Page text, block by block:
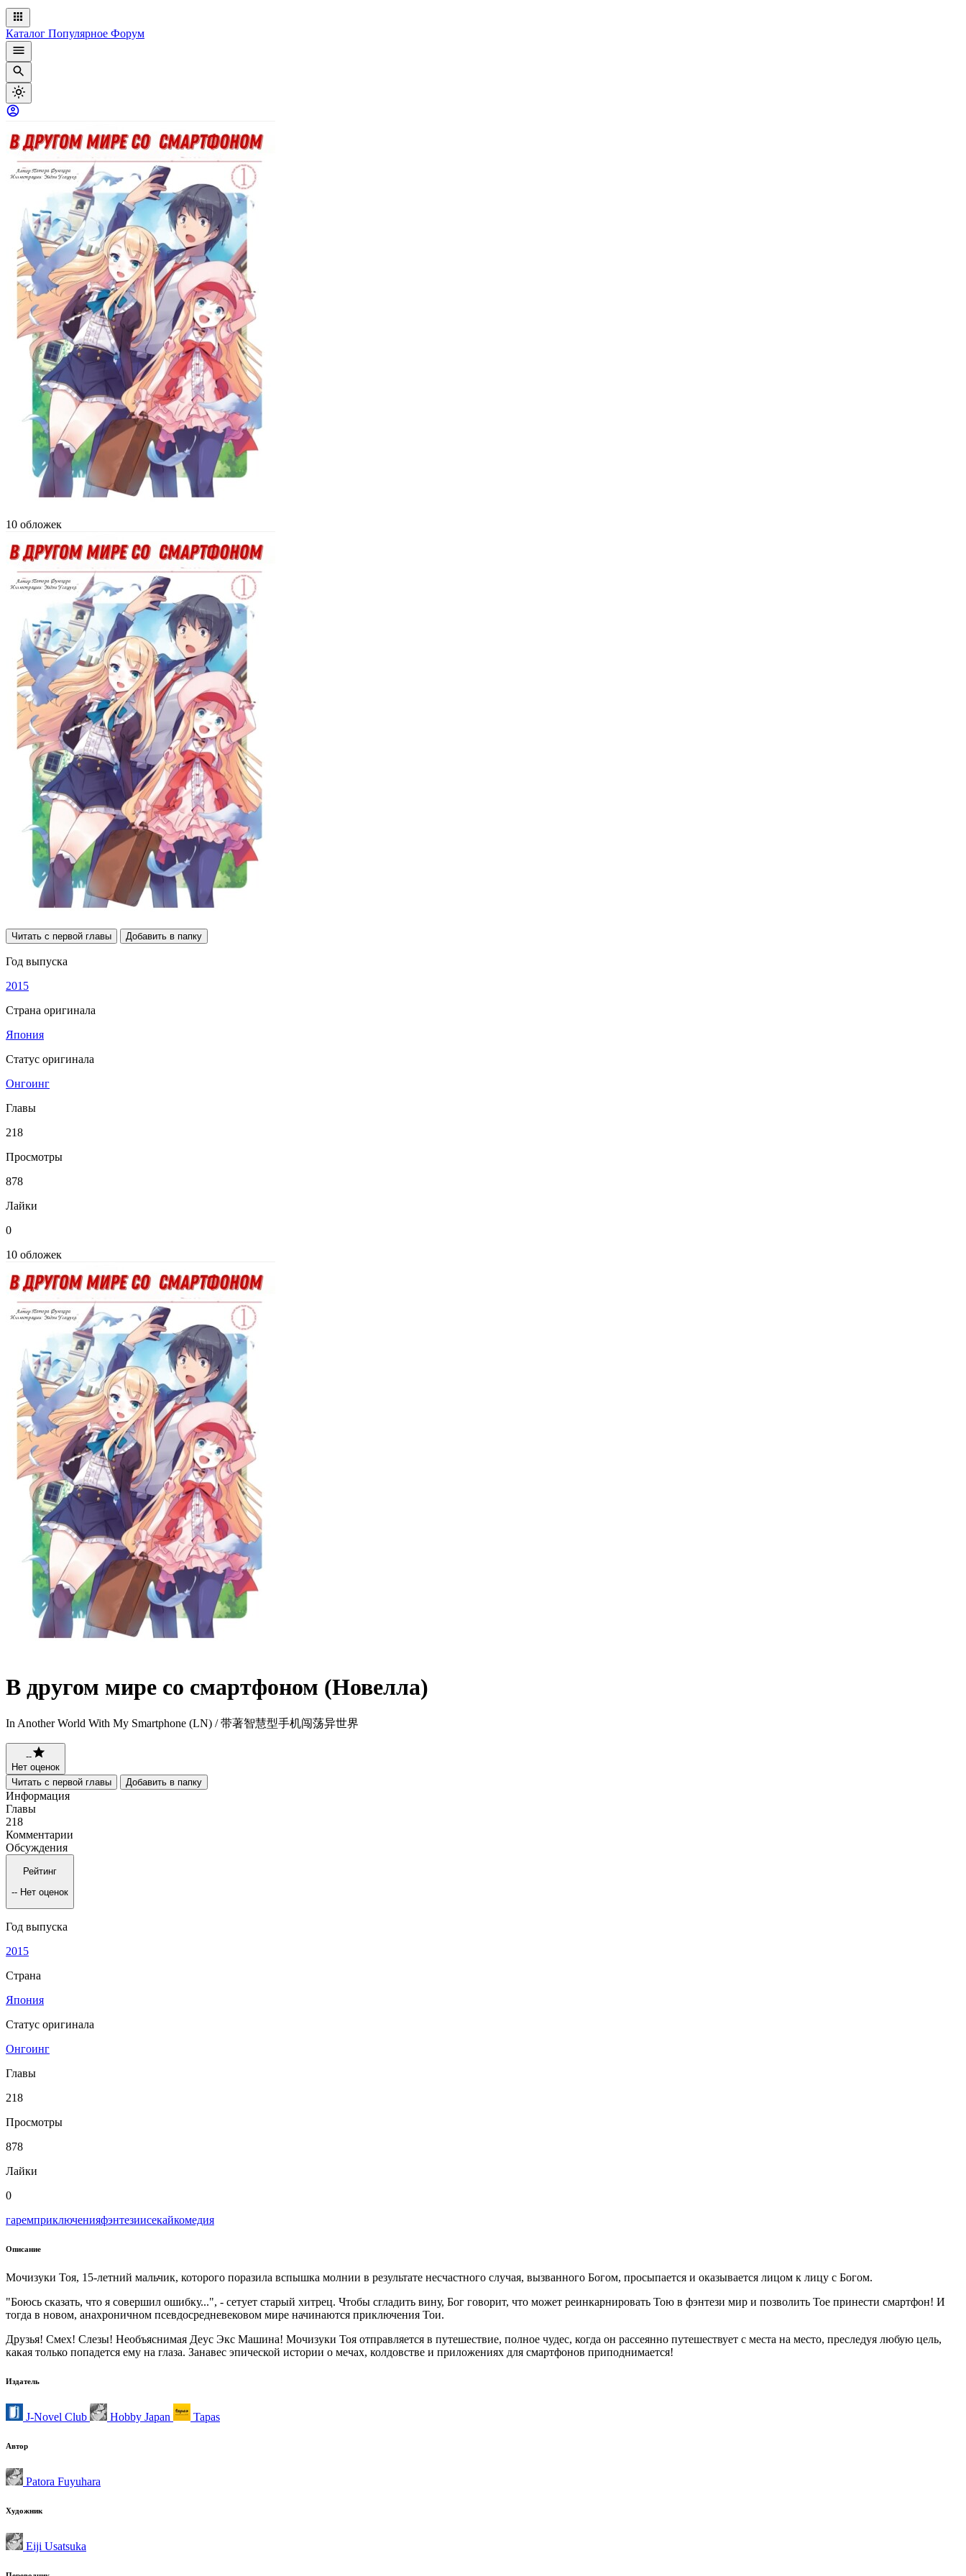
Каталог Популярное Форум
10 обложек
Читать с первой главы Добавить в папку
Год выпуска
2015
Страна оригинала
Япония
Статус оригинала
Онгоинг
Главы
218
Просмотры
878
Лайки
0
10 обложек
В другом мире со смартфоном (Новелла)
In Another World With My Smartphone (LN) / 带著智慧型手机闯荡异世界
--
Нет оценок
Читать с первой главы
Добавить в папку
Информация
Главы
218
Комментарии
Обсуждения
Рейтинг
-- Нет оценок
Год выпуска
2015
Страна
Япония
Статус оригинала
Онгоинг
Главы
218
Просмотры
878
Лайки
0
гаремприключенияфэнтезиисекайкомедия
Описание
Мочизуки Тоя, 15-летний мальчик, которого поразила вспышка молнии в результате несчастного случая, вызванного Богом, просыпается и оказывается лицом к лицу с Богом.
"Боюсь сказать, что я совершил ошибку...", - сетует старый хитрец. Чтобы сгладить вину, Бог говорит, что может реинкарнировать Тою в фэнтези мир и позволить Тое принести смартфон! И
тогда в новом, анахроничном псевдосредневековом мире начинаются приключения Тои.
Друзья! Смех! Слезы! Необъяснимая Деус Экс Машина! Мочизуки Тоя отправляется в путешествие, полное чудес, когда он рассеянно путешествует с места на место, преследуя любую цель,
какая только попадется ему на глаза. Занавес эпической истории о мечах, колдовстве и приложениях для смартфонов приподнимается!
Издатель
J-Novel Club Hobby Japan Tapas
Автор
Patora Fuyuhara
Художник
Eiji Usatsuka